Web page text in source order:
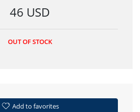
46 USD
OUT OF STOCK
Add to favorites